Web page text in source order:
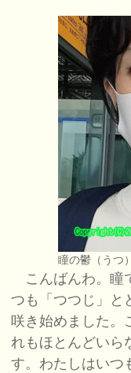
瞳の鬱（うつ
こんばんわ。瞳
つも「つつじ」と
咲き始めました。
れもほとんどいら
す。わたしはいつ